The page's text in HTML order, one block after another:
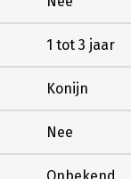
1 tot 3 jaar
Konijn
Nee